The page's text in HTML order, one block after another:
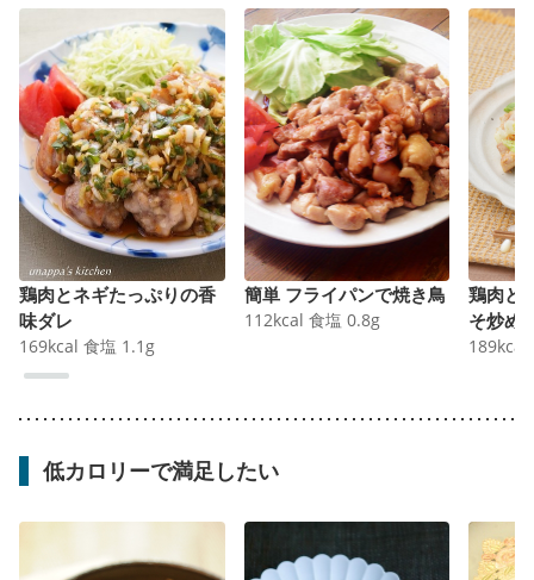
鶏肉とネギたっぷりの香
味ダレ
169kcal 食塩 1.1 g
簡単 フライパンで焼き鳥
112kcal 食塩 0.8g
鶏肉と
そ炒め
189kcal
低カロリーで満足したい